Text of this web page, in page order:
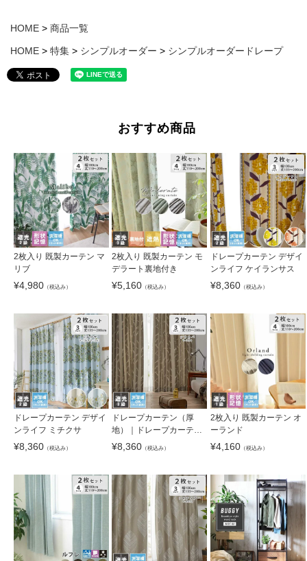
HOME 商品一覧
HOME 特集 シンプルオーダー シンプルオーダードレープ
おすすめ商品
2枚入り 既製カーテン マ
リブ
¥4,980 （税込み）
2枚入り 既製カーテン モ
デラート裏地付き
¥5,160 （税込み）
ドレープカーテン デザイ
ンライフ ケイランサス
¥8,360（税込み）
ドレープカーテン デザイ
ンライフ ミチクサ
¥8,360 （税込み）
ドレープカーテン（厚
地）｜ドレープカーテン
デザインライフ シラカ
¥8,360 （税込み）
2枚入り 既製カーテン オ
ーランド
¥4,160（税込み）